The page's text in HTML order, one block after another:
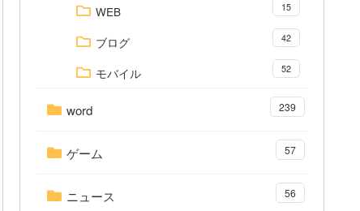
WEB 15
ブログ 42
モバイル 52
word 239
ゲーム 57
ニュース 56